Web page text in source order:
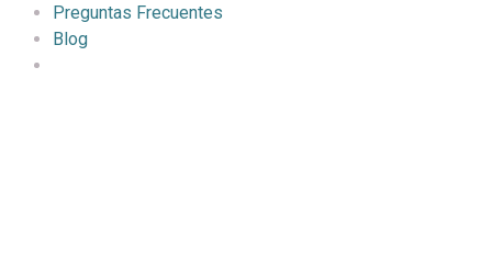
Preguntas Frecuentes
Blog